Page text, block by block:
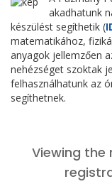
akadhatunk
készülést segíthetik (
matematikához,
anyagok jellemzően
nehézséget szoktak
felhasználhatunk az
segíthetnek.